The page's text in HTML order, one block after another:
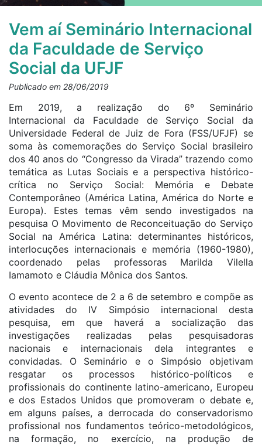
Vem aí Seminário Internacional
da Faculdade de Serviço
Social da UFJF
Publicado em 28/06/2019
Em 2019, a realização do 6º Seminário
Internacional da Faculdade de Serviço Social da
Universidade Federal de Juiz de Fora (FSS/UFJF) se
soma às comemorações do Serviço Social brasileiro
dos 40 anos do “Congresso da Virada” trazendo como
temática as Lutas Sociais e a perspectiva histórico-
crítica no Serviço Social: Memória e Debate
Contemporâneo (América Latina, América do Norte e
Europa). Estes temas vêm sendo investigados na
pesquisa O Movimento de Reconceituação do Serviço
Social na América Latina: determinantes históricos,
interlocuções internacionais e memória (1960-1980),
coordenado pelas professoras Marilda Vilella
Iamamoto e Cláudia Mônica dos Santos.
O evento acontece de 2 a 6 de setembro e compõe as
atividades do IV Simpósio internacional desta
pesquisa, em que haverá a socialização das
investigações realizadas pelas pesquisadoras
nacionais e internacionais dela integrantes e
convidadas. O Seminário e o Simpósio objetivam
resgatar os processos histórico-políticos e
profissionais do continente latino-americano, Europeu
e dos Estados Unidos que promoveram o debate e,
em alguns países, a derrocada do conservadorismo
profissional nos fundamentos teórico-metodológicos,
na formação, no exercício, na produção de